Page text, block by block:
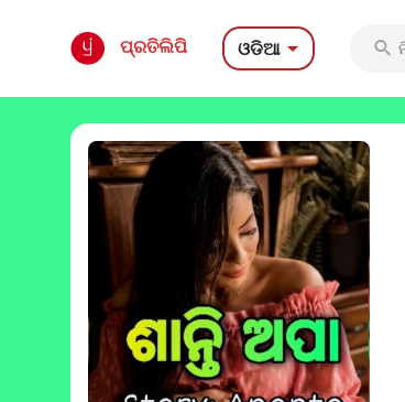
ପ୍ରତିଲିପି ଓଡିଆ 